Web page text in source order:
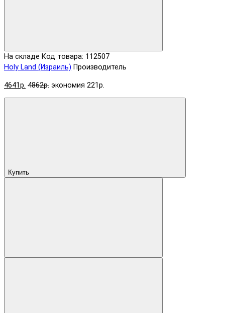
На складе Код товара: 112507
Holy Land (Израиль) Производитель
4641р. 4862р. экономия 221р.
Купить